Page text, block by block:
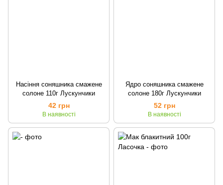
Насіння соняшника смажене
солоне 110г Лускунчики
42 грн
В наявності
Ядро соняшника смажене
солоне 180г Лускунчики
52 грн
В наявності